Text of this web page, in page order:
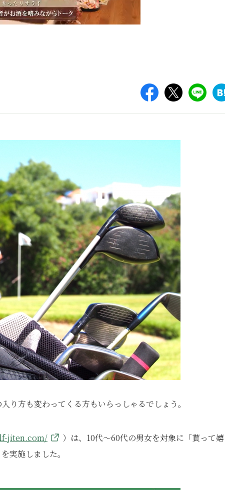
り方も変わってくる方もいらっしゃるでしょう。
jiten.com/
）は、10代～60代の男女を対象に「貰って嬉
実施しました。